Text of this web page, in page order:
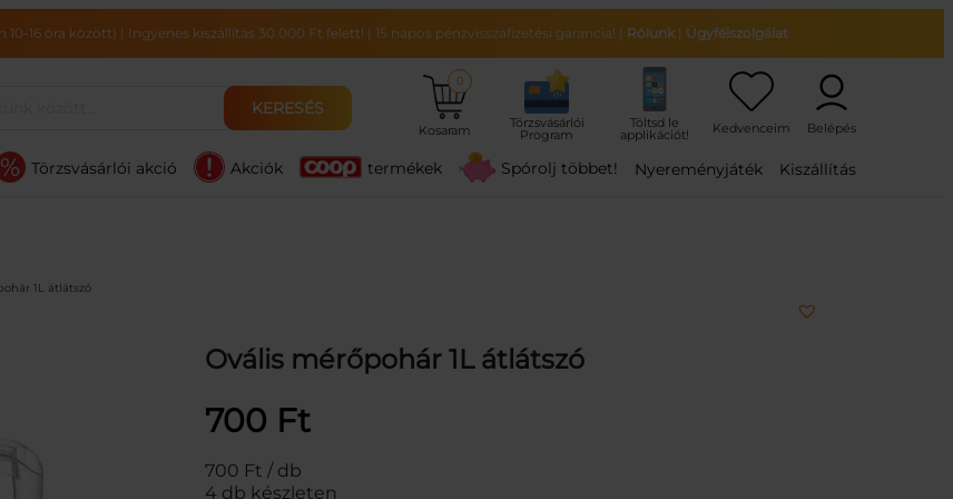
16 óra között) | Ingyenes kiszállítás 30.000 Ft felett! | 15 napos pénzvisszafizetési garancia! | Rólunk| Ügyfélszolgálat
KERESÉS
Kosaram
0
Törzsvásárlói akció Akciók termékek Spórolj többet! Nyereményjáték Kiszállítás
1L átlátszó
Ovális mérőpohár 1L átlátszó
700 Ft
700 Ft / db
4 db készleten